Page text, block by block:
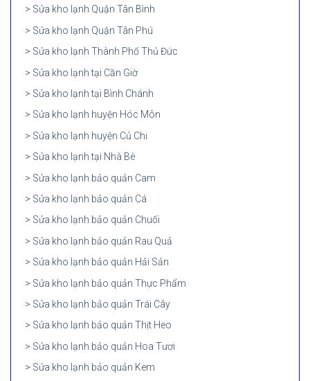
Sửa kho lạnh Quận Tân Bình
Sửa kho lạnh Quận Tân Phú
Sửa kho lạnh Thành Phố Thủ Đức
Sửa kho lạnh tại Cần Giờ
Sửa kho lạnh tại Bình Chánh
Sửa kho lạnh huyện Hóc Môn
Sửa kho lạnh huyện Củ Chi
Sửa kho lạnh tại Nhà Bè
Sửa kho lạnh bảo quản Cam
Sửa kho lạnh bảo quản Cá
Sửa kho lạnh bảo quản Chuối
Sửa kho lạnh bảo quản Rau Quả
Sửa kho lạnh bảo quản Hải Sản
Sửa kho lạnh bảo quản Thực Phẩm
Sửa kho lạnh bảo quản Trái Cây
Sửa kho lạnh bảo quản Thịt Heo
Sửa kho lạnh bảo quản Hoa Tươi
Sửa kho lạnh bảo quản Kem